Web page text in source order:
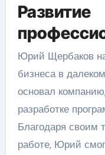
Развитие
Юрий Щербаков
бизнеса в
основал
разработке
Благодаря своим
работе, Юрий